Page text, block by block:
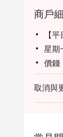
商戶
【
星期
價錢
【平
星期
價錢
星期
取消與